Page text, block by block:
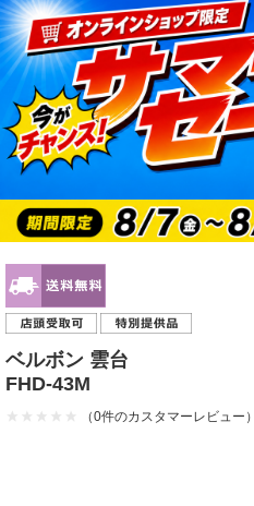
ベルボン 雲台
FHD-43M
（0件のカスタマーレビュー）